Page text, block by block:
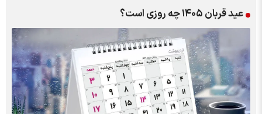
عید قربان ۱۴۰۵ چه روزی است؟